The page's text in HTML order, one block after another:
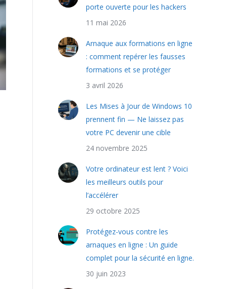
porte ouverte pour les hackers
11 mai 2026
Arnaque aux formations en ligne
: comment repérer les fausses
formations et se protéger
3 avril 2026
Les Mises à Jour de Windows 10
prennent fin — Ne laissez pas
votre PC devenir une cible
24 novembre 2025
Votre ordinateur est lent ? Voici
les meilleurs outils pour
l’accélérer
29 octobre 2025
Protégez-vous contre les
arnaques en ligne : Un guide
complet pour la sécurité en ligne.
30 juin 2023